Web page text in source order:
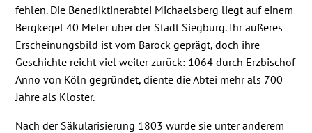
fehlen. Die Benediktinerabtei Michaelsberg liegt auf einem
Bergkegel 40 Meter über der Stadt Siegburg. Ihr äußeres
Erscheinungsbild ist vom Barock geprägt, doch ihre
Geschichte reicht viel weiter zurück: 1064 durch Erzbischof
Anno von Köln gegründet, diente die Abtei mehr als 700
Jahre als Kloster.
Nach der Säkularisierung 1803 wurde sie unter anderem